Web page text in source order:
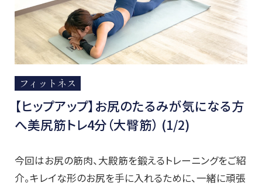
フィットネス
【ヒップアップ】お尻のたるみが気になる方
へ美尻筋トレ4分（大臀筋） (1/2)
今回はお尻の筋肉、大殿筋を鍛えるトレーニングをご紹
介。キレイな形のお尻を手に入れるために、一緒に頑張